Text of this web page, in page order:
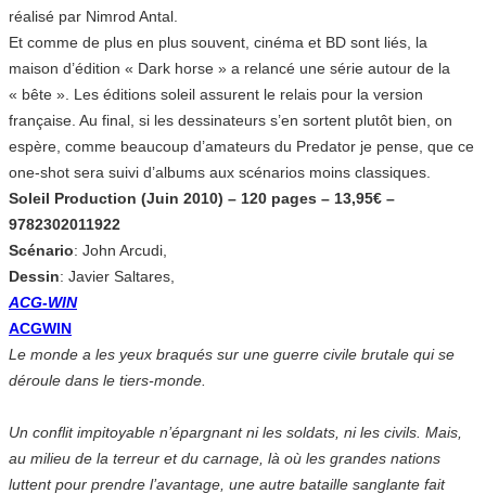
réalisé par Nimrod Antal.
Et comme de plus en plus souvent, cinéma et BD sont liés, la
maison d’édition « Dark horse » a relancé une série autour de la
« bête ». Les éditions soleil assurent le relais pour la version
française. Au final, si les dessinateurs s’en sortent plutôt bien, on
espère, comme beaucoup d’amateurs du Predator je pense, que ce
one-shot sera suivi d’albums aux scénarios moins classiques.
Soleil Production (Juin 2010) – 120 pages – 13,95€ –
9782302011922
Scénario: John Arcudi,
Dessin: Javier Saltares,
ACG-WIN
ACGWIN
Le monde a les yeux braqués sur une guerre civile brutale qui se
déroule dans le tiers-monde.
Un conflit impitoyable n’épargnant ni les soldats, ni les civils. Mais,
au milieu de la terreur et du carnage, là où les grandes nations
luttent pour prendre l’avantage, une autre bataille sanglante fait